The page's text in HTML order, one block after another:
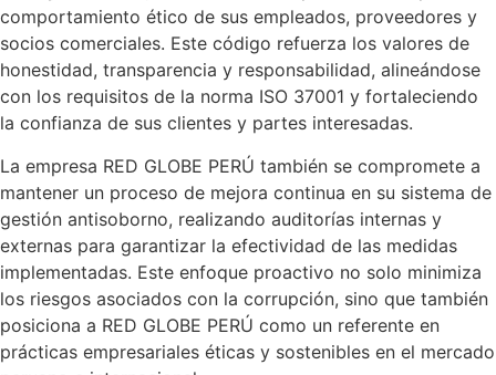
comportamiento ético de sus empleados, proveedores y
socios comerciales. Este código refuerza los valores de
honestidad, transparencia y responsabilidad, alineándose
con los requisitos de la norma ISO 37001 y fortaleciendo
la confianza de sus clientes y partes interesadas.
La empresa RED GLOBE PERÚ también se compromete a
mantener un proceso de mejora continua en su sistema de
gestión antisoborno, realizando auditorías internas y
externas para garantizar la efectividad de las medidas
implementadas. Este enfoque proactivo no solo minimiza
los riesgos asociados con la corrupción, sino que también
posiciona a RED GLOBE PERÚ como un referente en
prácticas empresariales éticas y sostenibles en el mercado